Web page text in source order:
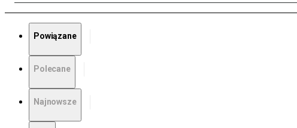
Powiązane
Polecane
Najnowsze